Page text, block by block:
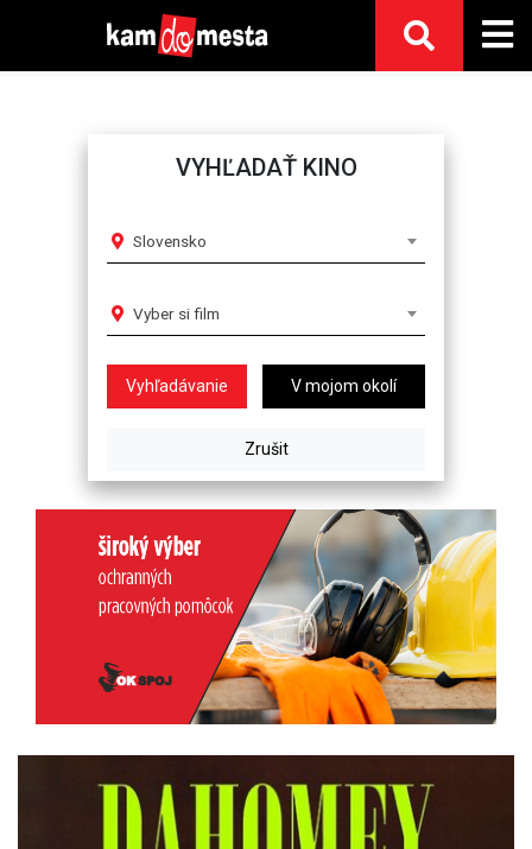
VYHĽADAŤ KINO
Slovensko
Vyber si film
V mojom okolí
Next